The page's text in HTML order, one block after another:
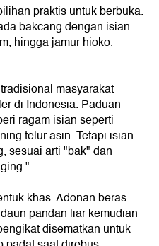
praktis untuk berbuka.
bakcang dengan isian
hingga jamur hioko.
masyarakat
di Indonesia. Paduan
ragam isian seperti
telur asin. Tetapi isian
sesuai arti "bak" dan
khas. Adonan beras
pandan liar kemudian
disematkan untuk